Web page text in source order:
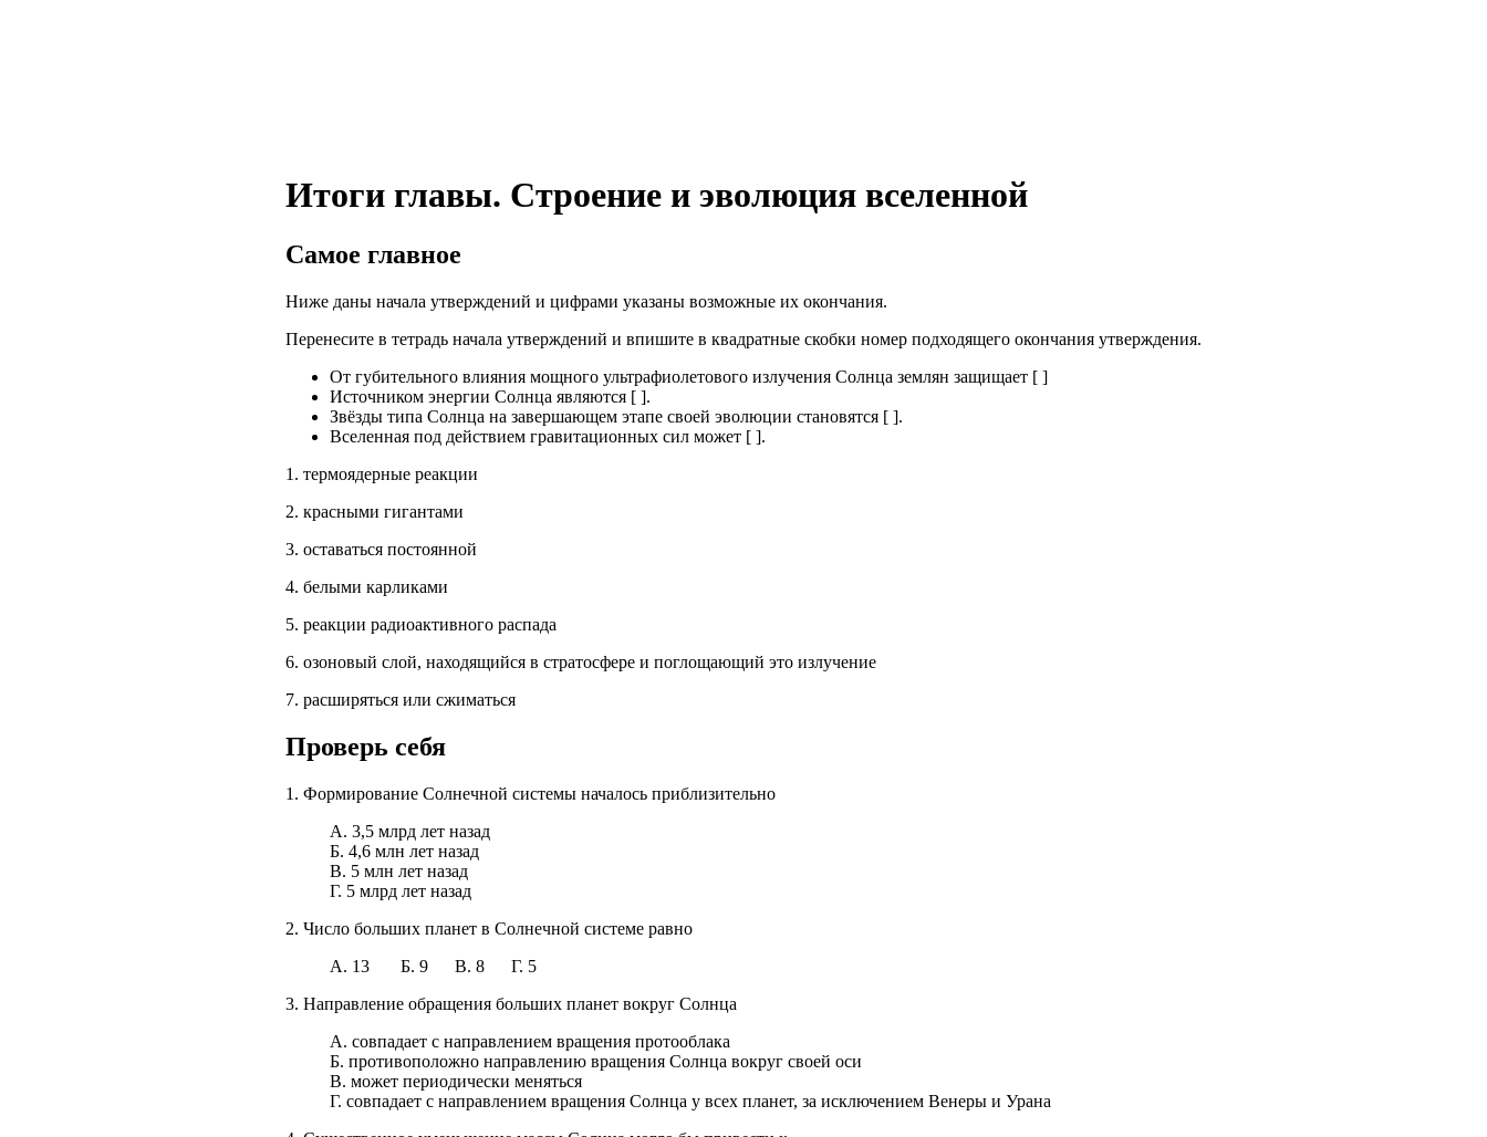
Итоги главы. Строение и эволюция вселенной
Самое главное
Ниже даны начала утверждений и цифрами указаны возможные их окончания.
Перенесите в тетрадь начала утверждений и впишите в квадратные скобки номер подходящего окончания утверждения.
От губительного влияния мощного ультрафиолетового излучения Солнца землян защищает [ ]
Источником энергии Солнца являются [ ].
Звёзды типа Солнца на завершающем этапе своей эволюции становятся [ ].
Вселенная под действием гравитационных сил может [ ].
1. термоядерные реакции
2. красными гигантами
3. оставаться постоянной
4. белыми карликами
5. реакции радиоактивного распада
6. озоновый слой, находящийся в стратосфере и поглощающий это излучение
7. расширяться или сжиматься
Проверь себя
1. Формирование Солнечной системы началось приблизительно
A. 3,5 млрд лет назад
Б. 4,6 млн лет назад
B. 5 млн лет назад
Г. 5 млрд лет назад
2. Число больших планет в Солнечной системе равно
А. 13 Б. 9 В. 8 Г. 5
3. Направление обращения больших планет вокруг Солнца
A. совпадает с направлением вращения протооблака
Б. противоположно направлению вращения Солнца вокруг своей оси
B. может периодически меняться
Г. совпадает с направлением вращения Солнца у всех планет, за исключением Венеры и Урана